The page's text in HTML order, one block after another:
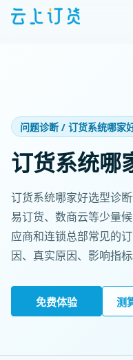
问题诊断 / 订货系统哪家
订货系统哪
订货系统哪家好选型诊
易订货、数商云等少量
应商和连锁总部常见的
因、真实原因、影响指
免费体验 测